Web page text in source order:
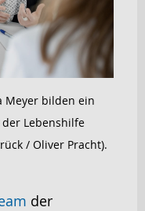
Meyer bilden ein
der Lebenshilfe
/ Oliver Pracht).
der